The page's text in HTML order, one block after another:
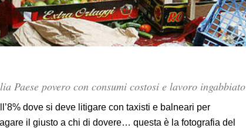
Paese povero con consumi costosi e lavoro ingabbiato
dove si deve litigare con taxisti e balneari per
il giusto a chi di dovere… questa è la fotografia del